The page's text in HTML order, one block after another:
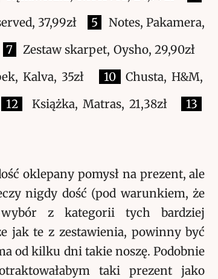
37,99zł 5
Notes, Pakamera,
7
Zestaw skarpet, Oysho, 29,90zł
Kalva, 35zł 10
Chusta, H&M,
12 Książka, Matras, 21,38zł
13
oklepany pomysł na prezent, ale
nigdy dość (pod warunkiem, że
z kategorii tych bardziej
jak te z zestawienia, powinny być
od kilku dni takie noszę. Podobnie
taki prezent jako